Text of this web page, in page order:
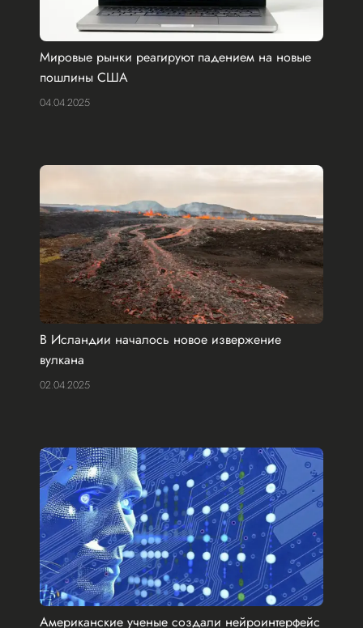
Мировые рынки реагируют падением на новые
пошлины США
04.04.2025
В Исландии началось новое извержение
вулкана
02.04.2025
Американские ученые создали нейроинтерфейс